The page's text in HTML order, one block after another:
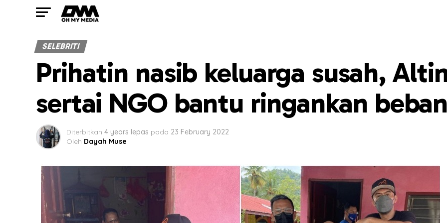
SELEBRITI
Prihatin nasib keluarga susah,
sertai NGO bantu ringankan beban
Diterbitkan 4 years lepas pada 23 February 2022
Oleh Dayah Muse